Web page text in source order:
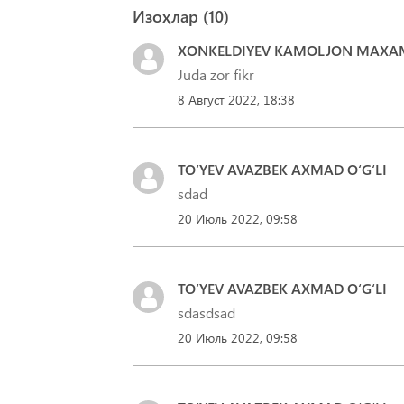
Изоҳлар (10)
XONKELDIYEV KAMOLJON
Juda zor fikr
8 Август 2022, 18:38
TO‘YEV AVAZBEK AXMAD O‘G‘LI
sdad
20 Июль 2022, 09:58
TO‘YEV AVAZBEK AXMAD O‘G‘LI
sdasdsad
20 Июль 2022, 09:58